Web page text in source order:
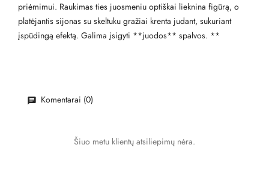
priėmimui. Raukimas ties juosmeniu optiškai lieknina figūrą, o
platėjantis sijonas su skeltuku gražiai krenta judant, sukuriant
įspūdingą efektą. Galima įsigyti **juodos** spalvos. **
Komentarai (0)
Šiuo metu klientų atsiliepimų nėra.